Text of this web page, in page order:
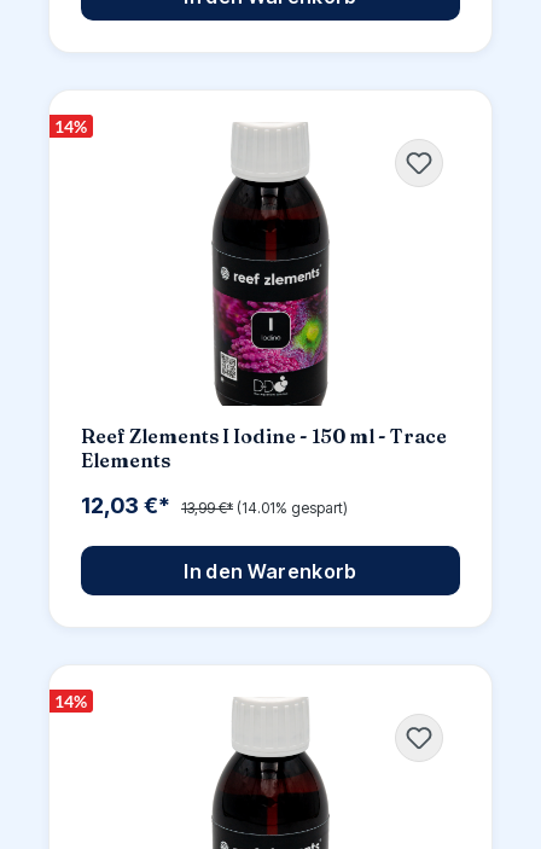
14%
Reef Zlements I Iodine - 150 ml - Trace
Elements
12,03 €* 13,99 €* (14.01% gespart)
In den Warenkorb
14%